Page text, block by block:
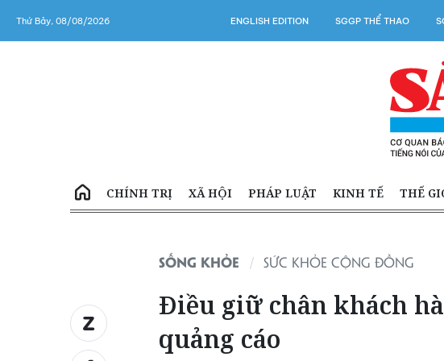
Thứ Bảy, 08/08/2026 ENGLISH EDITION SGGP THỂ THAO
CHÍNH TRỊ XÃ HỘI PHÁP LUẬT KINH TẾ THẾ
SỐNG KHỎE SỨC KHỎE CỘNG ĐỒNG
Điều giữ chân khách
quảng cáo